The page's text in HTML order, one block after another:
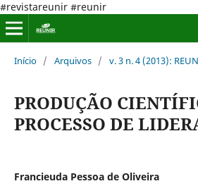
#revistareunir #reunir
Início / Arquivos / v. 3 n. 4 (2013):
PRODUÇÃO
PROCESSO DE
Francieuda Pessoa de Oliveira